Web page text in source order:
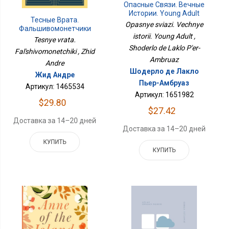
Тесные Врата.
Фальшивомонетчики
Tesnye vrata.
Fal'shivomonetchiki , Zhid
Andre
Жид Андре
Артикул: 1465534
$29.80
Доставка за 14–20 дней
КУПИТЬ
Опасные Связи. Вечные
Истории. Young Adult
Opasnye sviazi. Vechnye
istorii. Young Adult ,
Shoderlo de Laklo P'er-
Ambruaz
Шодерло де Лакло
Пьер-Амбруаз
Артикул: 1651982
$27.42
Доставка за 14–20 дней
КУПИТЬ